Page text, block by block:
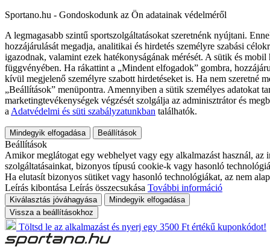
Sportano.hu - Gondoskodunk az Ön adatainak védelméről
A legmagasabb szintű sportszolgáltatásokat szeretnénk nyújtani.
hozzájárulását megadja, analitikai és hirdetés személyre szabási
igazodnak, valamint ezek hatékonyságának mérését. A sütik és
függvényében. Ha rákattint a „Mindent elfogadok” gombra,
kívül megjelenő személyre szabott hirdetéseket is. Ha nem szeretné
„Beállítások” menüpontra. Amennyiben a sütik személyes adatokat
marketingtevékenységek végzését szolgálja az adminisztrátor és
a Adatvédelmi és süti szabályzatunkban találhatók.
Mindegyik elfogadása Beállítások
Beállítások
Amikor meglátogat egy webhelyet vagy egy alkalmazást használ,
szolgáltatásainkat, bizonyos típusú cookie-k vagy hasonló
Ha elutasít bizonyos sütiket vagy hasonló technológiákat, az nem
Leírás kibontása Leírás összecsukása További információ
Kiválasztás jóváhagyása
Mindegyik elfogadása
Vissza a beállításokhoz
Töltsd le az alkalmazást és nyerj egy 3500 Ft értékű kuponkódot!